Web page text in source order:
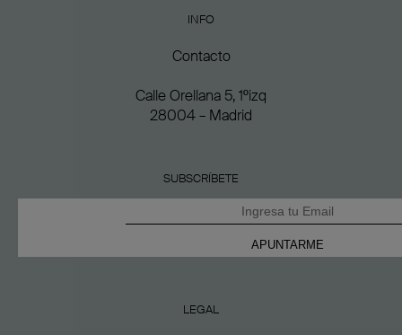
INFO
Contacto
Calle Orellana 5, 1ºizq
28004 – Madrid
SUBSCRÍBETE
LEGAL